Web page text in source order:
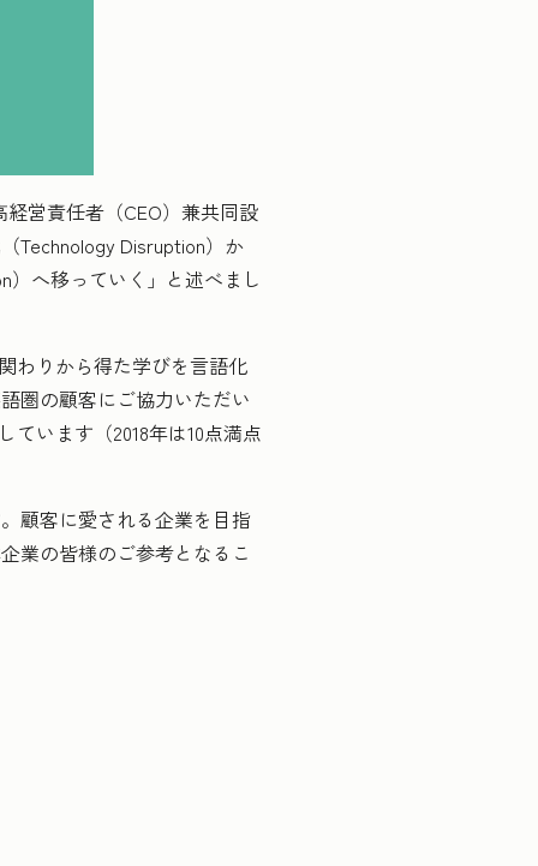
営責任者（CEO）兼共同設
Technology Disruption）か
）へ移っていく」と述べまし
わりから得た学びを言語化
圏の顧客にご協力いただい
います（2018年は10点満点
顧客に愛される企業を目指
業の皆様のご参考となるこ